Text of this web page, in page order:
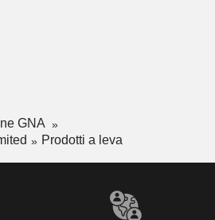
GNA
Prodotti a leva